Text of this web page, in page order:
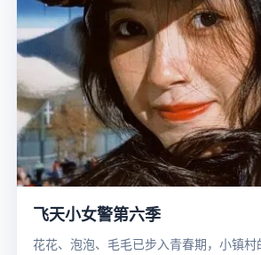
飞天小女警第六季
花花、泡泡、毛毛已步入青春期，小镇村